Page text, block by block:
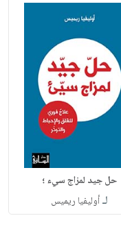
حل جيد لمزاج سيء ؛
لـأوليفيا ريميس